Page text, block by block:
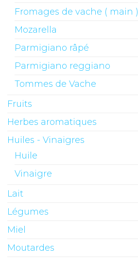
Fromages de vache ( main )
Mozarella
Parmigiano râpé
Parmigiano reggiano
Tommes de Vache
Fruits
Herbes aromatiques
Huiles - Vinaigres
Huile
Vinaigre
Lait
Légumes
Miel
Moutardes